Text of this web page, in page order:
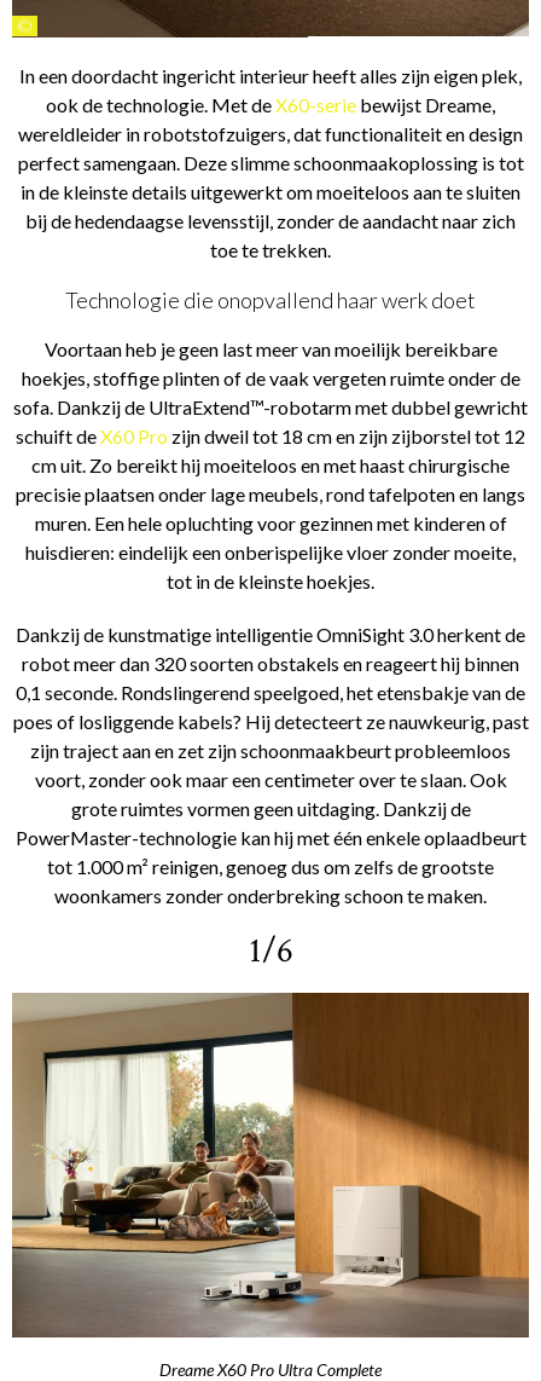
©
In een doordacht ingericht interieur heeft alles zijn eigen plek,
ook de technologie. Met deX60-serie bewijst Dreame,
wereldleider in robotstofzuigers, dat functionaliteit en design
perfect samengaan. Deze slimme schoonmaakoplossing is tot
in de kleinste details uitgewerkt om moeiteloos aan te sluiten
bij de hedendaagse levensstijl, zonder de aandacht naar zich
toe te trekken.
Technologie die onopvallend haar werk doet
Voortaan heb je geen last meer van moeilijk bereikbare
hoekjes, stoffige plinten of de vaak vergeten ruimte onder de
sofa. Dankzij de UltraExtend™-robotarm met dubbel gewricht
schuift deX60 Pro zijn dweil tot 18 cm en zijn zijborstel tot 12
cm uit. Zo bereikt hij moeiteloos en met haast chirurgische
precisie plaatsen onder lage meubels, rond tafelpoten en langs
muren. Een hele opluchting voor gezinnen met kinderen of
huisdieren: eindelijk een onberispelijke vloer zonder moeite,
tot in de kleinste hoekjes.
Dankzij de kunstmatige intelligentie OmniSight 3.0 herkent de
robot meer dan 320 soorten obstakels en reageert hij binnen
0,1 seconde. Rondslingerend speelgoed, het etensbakje van de
poes of losliggende kabels? Hij detecteert ze nauwkeurig, past
zijn traject aan en zet zijn schoonmaakbeurt probleemloos
voort, zonder ook maar een centimeter over te slaan. Ook
grote ruimtes vormen geen uitdaging. Dankzij de
PowerMaster-technologie kan hij met één enkele oplaadbeurt
tot 1.000 m² reinigen, genoeg dus om zelfs de grootste
woonkamers zonder onderbreking schoon te maken.
1/6
Dreame X60 Pro Ultra Complete